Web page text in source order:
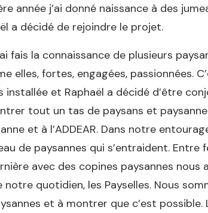
année j’ai donné naissance à des
a décidé de rejoindre le projet.
fais la connaissance de plusieurs
elles, fortes, engagées, passionnées.
installée et Raphaël a décidé d’être
tout un tas de paysans et
et à l’ADDEAR. Dans notre
de paysannes qui s’entraident.
avec des copines paysannes
quotidien, les Payselles. Nous
et à montrer que c’est possible.